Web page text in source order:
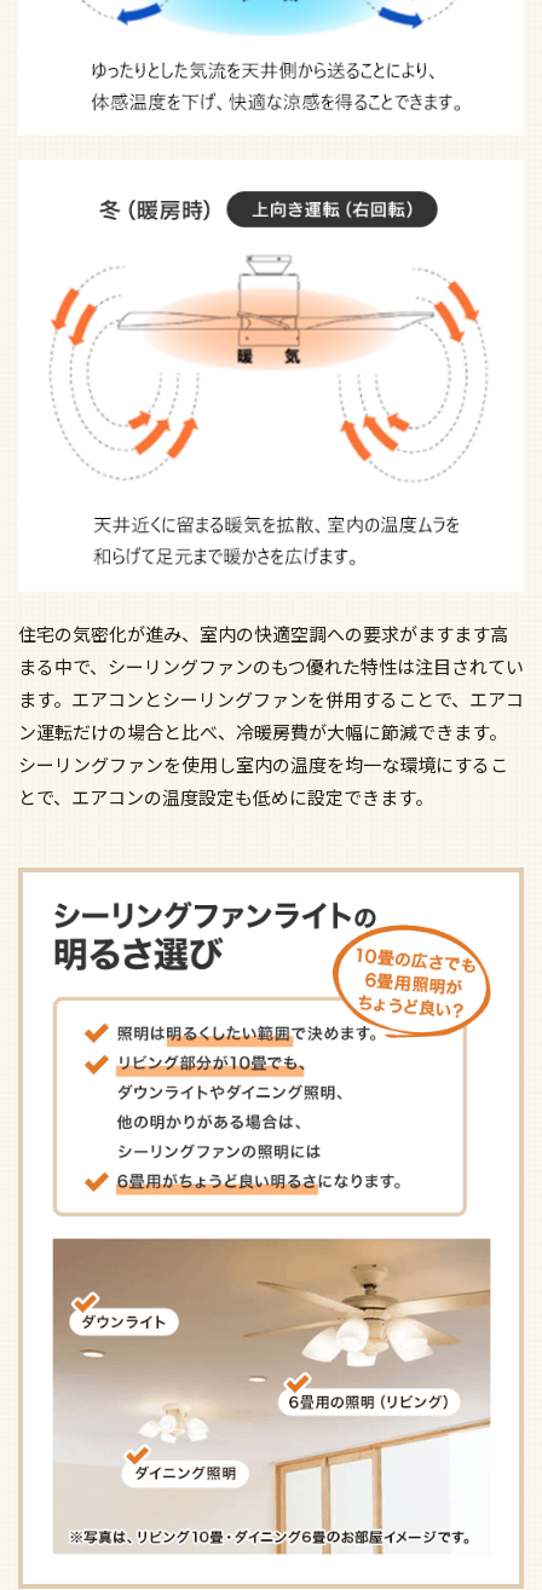
住宅の気密化が進み、室内の快適空調への要求がますます高
まる中で、シーリングファンのもつ優れた特性は注目されてい
ます。エアコンとシーリングファンを併用することで、エアコ
ン運転だけの場合と比べ、冷暖房費が大幅に節減できます。
シーリングファンを使用し室内の温度を均一な環境にするこ
とで、エアコンの温度設定も低めに設定できます。